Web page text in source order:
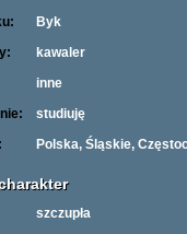
Byk
kawaler
inne
studiuję
Polska, Śląskie,
szczupła